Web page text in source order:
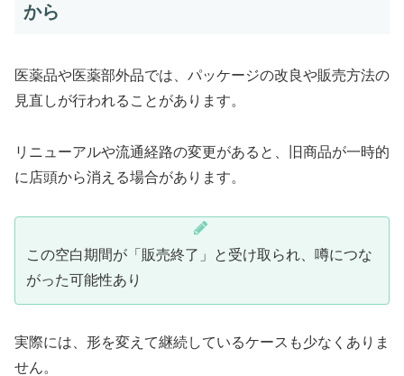
から
医薬品や医薬部外品では、パッケージの改良や販売方法の
見直しが行われることがあります。
リニューアルや流通経路の変更があると、旧商品が一時的
に店頭から消える場合があります。
この空白期間が「販売終了」と受け取られ、噂につな
がった可能性あり
実際には、形を変えて継続しているケースも少なくありま
せん。